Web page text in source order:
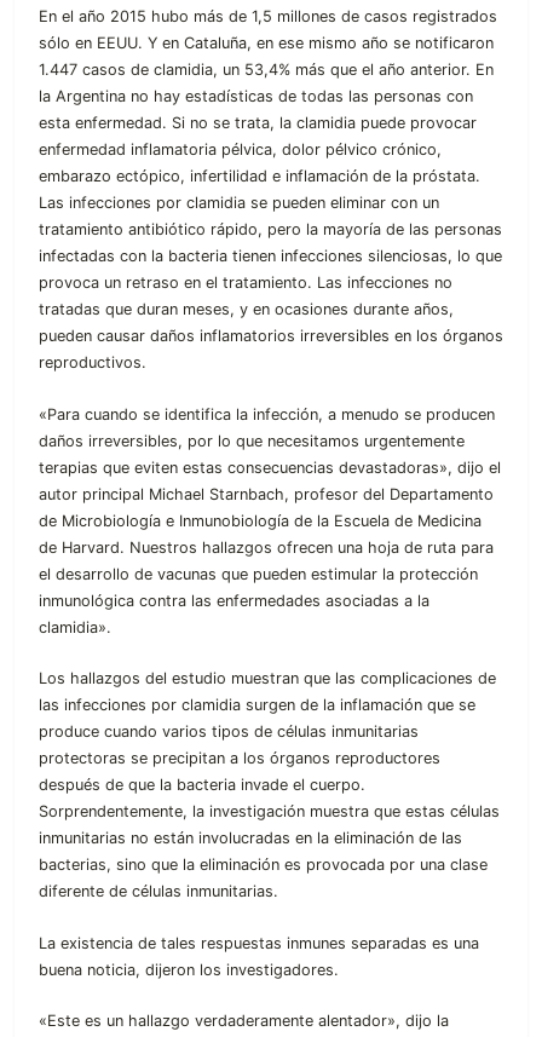
En el año 2015 hubo más de 1,5 millones de casos registrados
sólo en EEUU. Y en Cataluña, en ese mismo año se notificaron
1.447 casos de clamidia, un 53,4% más que el año anterior. En
la Argentina no hay estadísticas de todas las personas con
esta enfermedad. Si no se trata, la clamidia puede provocar
enfermedad inflamatoria pélvica, dolor pélvico crónico,
embarazo ectópico, infertilidad e inflamación de la próstata.
Las infecciones por clamidia se pueden eliminar con un
tratamiento antibiótico rápido, pero la mayoría de las personas
infectadas con la bacteria tienen infecciones silenciosas, lo que
provoca un retraso en el tratamiento. Las infecciones no
tratadas que duran meses, y en ocasiones durante años,
pueden causar daños inflamatorios irreversibles en los órganos
reproductivos.
«Para cuando se identifica la infección, a menudo se producen
daños irreversibles, por lo que necesitamos urgentemente
terapias que eviten estas consecuencias devastadoras», dijo el
autor principal Michael Starnbach, profesor del Departamento
de Microbiología e Inmunobiología de la Escuela de Medicina
de Harvard. Nuestros hallazgos ofrecen una hoja de ruta para
el desarrollo de vacunas que pueden estimular la protección
inmunológica contra las enfermedades asociadas a la
clamidia».
Los hallazgos del estudio muestran que las complicaciones de
las infecciones por clamidia surgen de la inflamación que se
produce cuando varios tipos de células inmunitarias
protectoras se precipitan a los órganos reproductores
después de que la bacteria invade el cuerpo.
Sorprendentemente, la investigación muestra que estas células
inmunitarias no están involucradas en la eliminación de las
bacterias, sino que la eliminación es provocada por una clase
diferente de células inmunitarias.
La existencia de tales respuestas inmunes separadas es una
buena noticia, dijeron los investigadores.
«Este es un hallazgo verdaderamente alentador», dijo la